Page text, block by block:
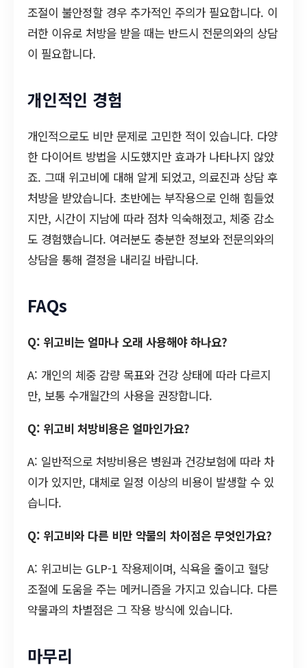
조절이 불안정할 경우 추가적인 주의가 필요합니다. 이
러한 이유로 처방을 받을 때는 반드시 전문의와의 상담
이 필요합니다.
개인적인 경험
개인적으로도 비만 문제로 고민한 적이 있습니다. 다양
한 다이어트 방법을 시도했지만 효과가 나타나지 않았
죠. 그때 위고비에 대해 알게 되었고, 의료진과 상담 후
처방을 받았습니다. 초반에는 부작용으로 인해 힘들었
지만, 시간이 지남에 따라 점차 익숙해졌고, 체중 감소
도 경험했습니다. 여러분도 충분한 정보와 전문의와의
상담을 통해 결정을 내리길 바랍니다.
FAQs
Q: 위고비는 얼마나 오래 사용해야 하나요?
A: 개인의 체중 감량 목표와 건강 상태에 따라 다르지
만, 보통 수개월간의 사용을 권장합니다.
Q: 위고비 처방비용은 얼마인가요?
A: 일반적으로 처방비용은 병원과 건강보험에 따라 차
이가 있지만, 대체로 일정 이상의 비용이 발생할 수 있
습니다.
Q: 위고비와 다른 비만 약물의 차이점은 무엇인가요?
A: 위고비는 GLP-1 작용제이며, 식욕을 줄이고 혈당
조절에 도움을 주는 메커니즘을 가지고 있습니다. 다른
약물과의 차별점은 그 작용 방식에 있습니다.
마무리